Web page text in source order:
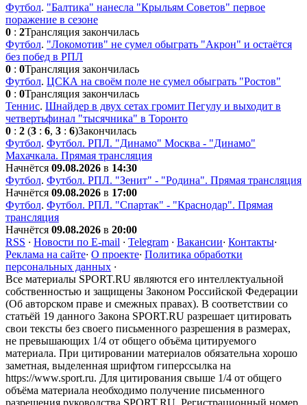
Футбол. "Балтика" нанесла "Крыльям Советов" первое
поражение в сезоне
0 : 2Трансляция закончилась
Футбол. "Локомотив" не сумел обыграть "Акрон" и остаётся
без побед в РПЛ
0 : 0Трансляция закончилась
Футбол. ЦСКА на своём поле не сумел обыграть "Ростов"
0 : 0Трансляция закончилась
Теннис. Шнайдер в двух сетах громит Пегулу и выходит в
четвертьфинал "тысячника" в Торонто
0 : 2 (3 : 6, 3 : 6)Закончилась
Футбол. Футбол. РПЛ. "Динамо" Москва - "Динамо"
Махачкала. Прямая трансляция
Начнётся 09.08.2026 в 14:30
Футбол. Футбол. РПЛ. "Зенит" - "Родина". Прямая трансляция
Начнётся 09.08.2026 в 17:00
Футбол. Футбол. РПЛ. "Спартак" - "Краснодар". Прямая
трансляция
Начнётся 09.08.2026 в 20:00
RSS · Новости по E-mail · Telegram · Вакансии· Контакты·
Реклама на сайте· О проекте· Политика обработки
персональных данных ·
Все материалы SPORT.RU являются его интеллектуальной
собственностью и защищены Законом Российской Федерации
(Об авторском праве и смежных правах). В соответствии со
статьёй 19 данного Закона SPORT.RU разрешает цитировать
свои тексты без своего письменного разрешения в размерах,
не превышающих 1/4 от общего объёма цитируемого
материала. При цитировании материалов обязательна хорошо
заметная, выделенная шрифтом гиперссылка на
https://www.sport.ru. Для цитирования свыше 1/4 от общего
объёма материала необходимо получение письменного
разрешения руководства SPORT.RU. Регистрационный номер